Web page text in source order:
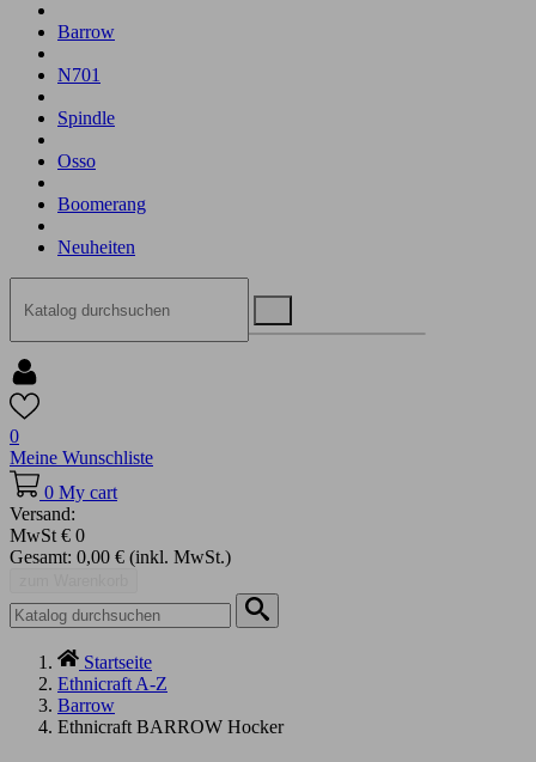
Barrow
N701
Spindle
Osso
Boomerang
Neuheiten
0
Meine Wunschliste
0 My cart
Versand:
MwSt € 0
Gesamt: 0,00 € (inkl. MwSt.)
Startseite
Ethnicraft A-Z
Barrow
Ethnicraft BARROW Hocker